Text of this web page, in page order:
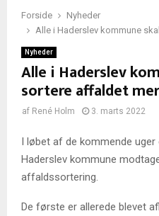
Forside
Nyheder
Alle i Haderslev kommune
Nyheder
Alle i Haderslev
sortere affaldet
af René Holm 3. marts 2022
I løbet af de kommende uger
Haderslev kommune
affaldssortering.
De første er allerede blevet